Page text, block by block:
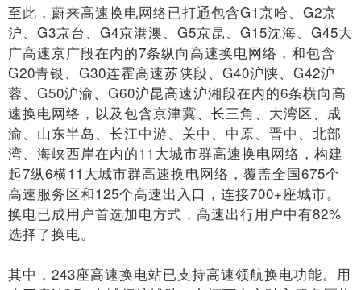
至此，蔚来高速换电网络已打通包含G1京哈、G2京
沪、G3京台、G4京港澳、G5京昆、G15沈海、G45大
广高速京广段在内的7条纵向高速换电网络，和包含
G20青银、G30连霍高速苏陕段、G40沪陕、G42沪
蓉、G50沪渝、G60沪昆高速沪湘段在内的6条横向高
速换电网络，以及包含京津冀、长三角、大湾区、成
渝、山东半岛、长江中游、关中、中原、晋中、北部
湾、海峡西岸在内的11大城市群高速换电网络，构建
起7纵6横11大城市群高速换电网络，覆盖全国675个
高速服务区和125个高速出入口，连接700+座城市。
换电已成用户首选加电方式，高速出行用户中有82%
选择了换电。
其中，243座高速换电站已支持高速领航换电功能。用